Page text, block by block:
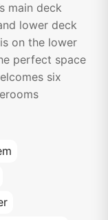
main deck
lower deck
on the lower
perfect space
six